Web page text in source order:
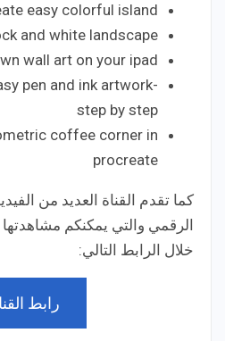
easy colorful island
and white landscape
wall art on your ipad
pen and ink artwork-
step by step
coffee corner in
procreate
كما تقدم القناة العديد من
الرقمي والتي يمكنكم
خلال الرابط التالي:
رابط